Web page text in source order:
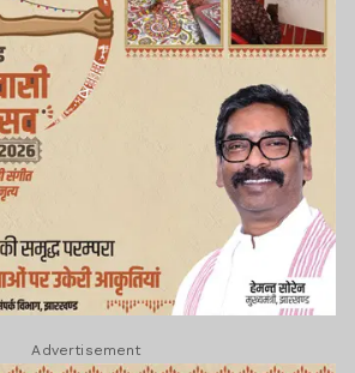
Advertisement